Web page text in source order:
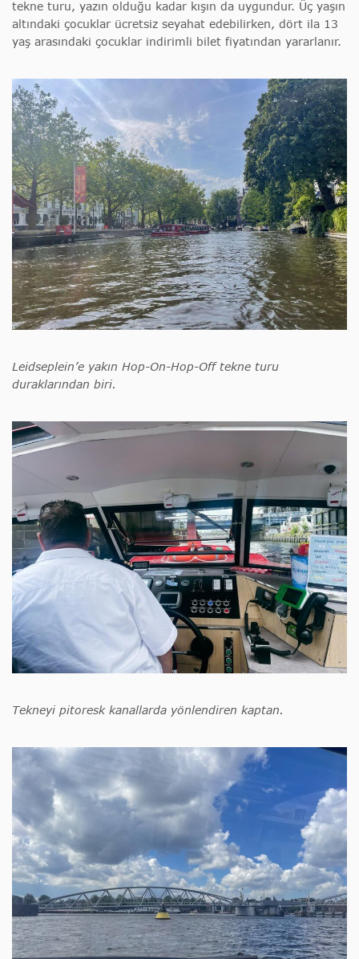
tekne turu, yazın olduğu kadar kışın da uygundur. Üç yaşın
altındaki çocuklar ücretsiz seyahat edebilirken, dört ila 13
yaş arasındaki çocuklar indirimli bilet fiyatından yararlanır.
Leidseplein’e yakın Hop-On-Hop-Off tekne turu
duraklarından biri.
Tekneyi pitoresk kanallarda yönlendiren kaptan.